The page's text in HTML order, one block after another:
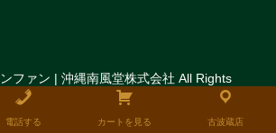
ーキ
商品
ファン | 沖縄南風堂株式会社 All Rights
電話する カートを見る 古波蔵店